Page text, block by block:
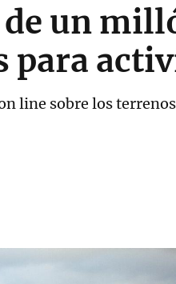
un
para
line sobre los